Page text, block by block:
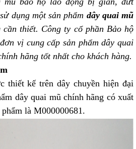
dụng một sản phẩm dây quai mũ
cần thiết. Công ty cổ phần Bảo hộ
vị cung cấp sản phẩm dây quai
hãng tốt nhất cho khách hàng.
thiết kế trên dây chuyền hiện đại
dây quai mũ chính hãng có xuất
là M000000681.